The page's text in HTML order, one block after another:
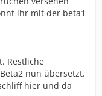
ihr mit der beta1
Restliche
nun übersetzt.
hier und da